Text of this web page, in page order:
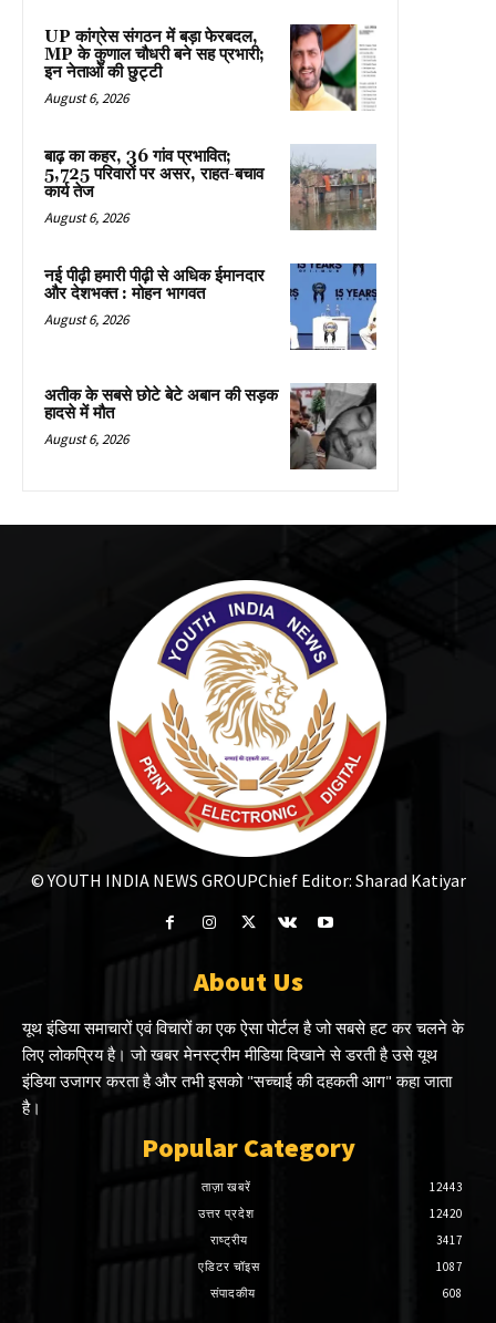
UP कांग्रेस संगठन में बड़ा फेरबदल,
MP के कुणाल चौधरी बने सह प्रभारी;
इन नेताओं की छुट्टी
August 6, 2026
बाढ़ का कहर, 36 गांव प्रभावित;
5,725 परिवारों पर असर, राहत-बचाव
कार्य तेज
August 6, 2026
नई पीढ़ी हमारी पीढ़ी से अधिक ईमानदार
और देशभक्त : मोहन भागवत
August 6, 2026
अतीक के सबसे छोटे बेटे अबान की सड़क
हादसे में मौत
August 6, 2026
© YOUTH INDIA NEWS GROUPChief Editor: Sharad Katiyar
About Us
यूथ इंडिया समाचारों एवं विचारों का एक ऐसा पोर्टल है जो सबसे हट कर चलने के
लिए लोकप्रिय है। जो खबर मेनस्ट्रीम मीडिया दिखाने से डरती है उसे यूथ
इंडिया उजागर करता है और तभी इसको "सच्चाई की दहकती आग" कहा जाता
है।
Popular Category
ताज़ा खबरें
12443
उत्तर प्रदेश
12420
राष्ट्रीय
3417
एडिटर चॉइस
1087
संपादकीय
608